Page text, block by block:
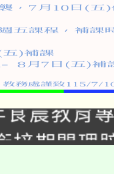
生活教案
食農教育
接期間理